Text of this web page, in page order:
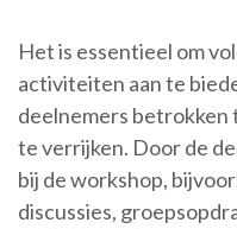
Het is essentieel om
activiteiten aan te
deelnemers betrokken
te verrijken. Door de
bij de workshop,
discussies,